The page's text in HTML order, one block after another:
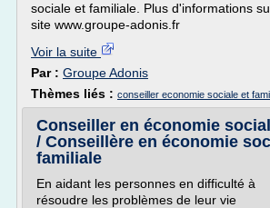
sociale et familiale. Plus d'informations
site www.groupe-adonis.fr
Voir la suite
Par : Groupe Adonis
Thèmes liés : conseiller economie sociale et
Conseiller en économie
/ Conseillère en économie
familiale
En aidant les personnes en difficulté à
résoudre les problèmes de leur vie